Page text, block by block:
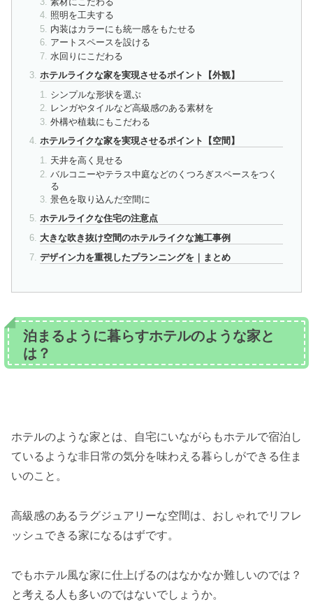
照明を工夫する
内装はカラーにも統一感をもたせる
アートスペースを設ける
水回りにこだわる
ホテルライクな家を実現させるポイント【外観】
シンプルな形状を選ぶ
レンガやタイルなど高級感のある素材を
外構や植栽にもこだわる
ホテルライクな家を実現させるポイント【空間】
天井を高く見せる
バルコニーやテラス中庭などのくつろぎスペースをつく
る
景色を取り込んだ空間に
ホテルライクな住宅の注意点
大きな吹き抜け空間のホテルライクな施工事例
デザイン力を重視したプランニングを｜まとめ
泊まるように暮らすホテルのような家と
は？
ホテルのような家とは、自宅にいながらもホテルで宿泊し
ているような非日常の気分を味わえる暮らしができる住ま
いのこと。
高級感のあるラグジュアリーな空間は、おしゃれでリフレ
ッシュできる家になるはずです。
でもホテル風な家に仕上げるのはなかなか難しいのでは？
と考える人も多いのではないでしょうか。